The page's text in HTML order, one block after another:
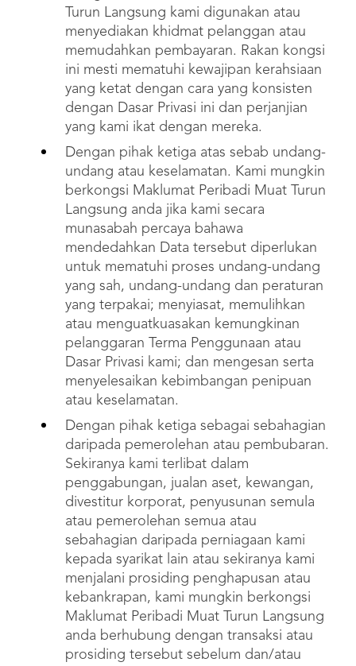
Turun Langsung kami digunakan atau
menyediakan khidmat pelanggan atau
memudahkan pembayaran. Rakan kongsi
ini mesti mematuhi kewajipan kerahsiaan
yang ketat dengan cara yang konsisten
dengan Dasar Privasi ini dan perjanjian
yang kami ikat dengan mereka.
Dengan pihak ketiga atas sebab undang-
undang atau keselamatan. Kami mungkin
berkongsi Maklumat Peribadi Muat Turun
Langsung anda jika kami secara
munasabah percaya bahawa
mendedahkan Data tersebut diperlukan
untuk mematuhi proses undang-undang
yang sah, undang-undang dan peraturan
yang terpakai; menyiasat, memulihkan
atau menguatkuasakan kemungkinan
pelanggaran Terma Penggunaan atau
Dasar Privasi kami; dan mengesan serta
menyelesaikan kebimbangan penipuan
atau keselamatan.
Dengan pihak ketiga sebagai sebahagian
daripada pemerolehan atau pembubaran.
Sekiranya kami terlibat dalam
penggabungan, jualan aset, kewangan,
divestitur korporat, penyusunan semula
atau pemerolehan semua atau
sebahagian daripada perniagaan kami
kepada syarikat lain atau sekiranya kami
menjalani prosiding penghapusan atau
kebankrapan, kami mungkin berkongsi
Maklumat Peribadi Muat Turun Langsung
anda berhubung dengan transaksi atau
prosiding tersebut sebelum dan/atau